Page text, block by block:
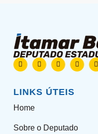
LINKS ÚTEIS
Home
Sobre o Deputado